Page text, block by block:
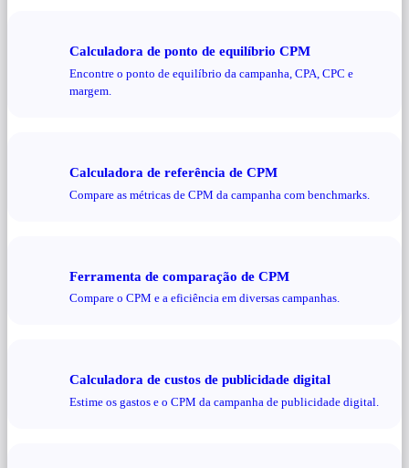
Calculadora de ponto de equilíbrio CPM
Encontre o ponto de equilíbrio da campanha, CPA, CPC e
margem.
Calculadora de referência de CPM
Compare as métricas de CPM da campanha com benchmarks.
Ferramenta de comparação de CPM
Compare o CPM e a eficiência em diversas campanhas.
Calculadora de custos de publicidade digital
Estime os gastos e o CPM da campanha de publicidade digital.